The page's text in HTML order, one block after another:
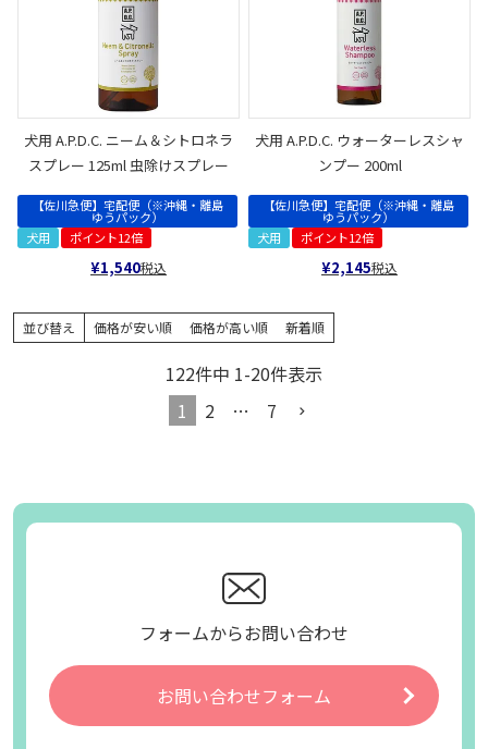
犬用 A.P.D.C. ニーム＆シトロネラ
スプレー 125ml 虫除けスプレー
【佐川急便】宅配便（※沖縄・離島
ゆうパック）
犬用
ポイント12倍
¥1,540税込
犬用 A.P.D.C. ウォーターレスシャ
ンプー 200ml
【佐川急便】宅配便（※沖縄・離島
ゆうパック）
犬用
ポイント12倍
¥2,145税込
並び替え 価格が安い順 価格が高い順 新着順
122件中 1-20件表示
1
2 … 7
フォームからお問い合わせ
お問い合わせフォーム